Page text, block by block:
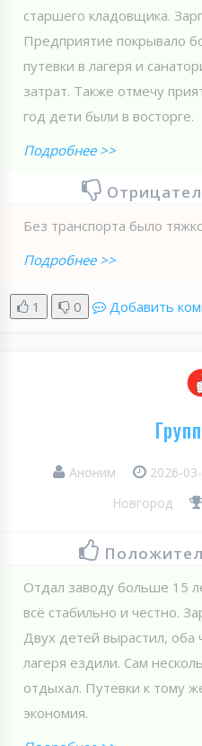
старшего кладовщика.
Предприятие покрывало
путевки в лагеря и
затрат. Также отмечу
год дети были в восторге.
Подробнее >>
Без транспорта было
Подробнее >>
1 0 Добавить
Аноним 2026-
Новгород
Отдал заводу больше 15
всё стабильно и честно.
Двух детей вырастил, оба
лагеря ездили. Сам
отдыхал. Путевки к тому
экономия.